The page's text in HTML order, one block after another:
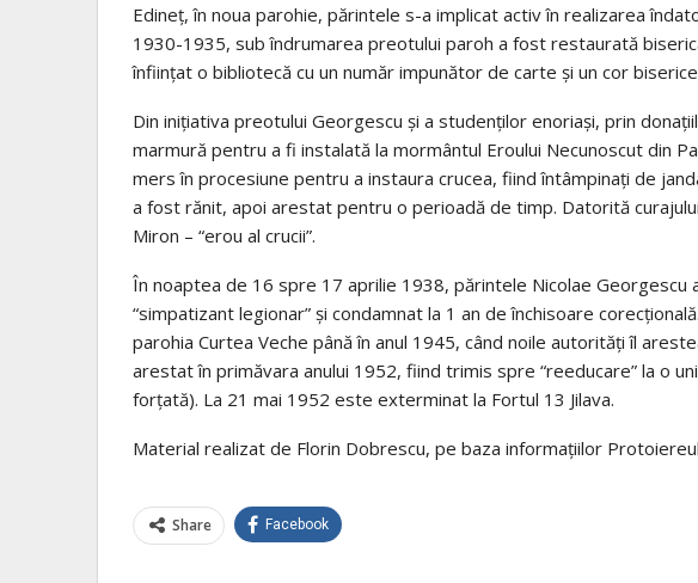
Edineț, în noua parohie, părintele s-a implicat activ în realizarea
1930-1935, sub îndrumarea preotului paroh a fost restaurată
înființat o bibliotecă cu un număr impunător de carte și un cor
Din inițiativa preotului Georgescu și a studenților enoriași, prin
marmură pentru a fi instalată la mormântul Eroului Necunoscut din
mers în procesiune pentru a instaura crucea, fiind întâmpinați de
a fost rănit, apoi arestat pentru o perioadă de timp. Datorită
Miron – “erou al crucii”.
În noaptea de 16 spre 17 aprilie 1938, părintele Nicolae
“simpatizant legionar” și condamnat la 1 an de închisoare
parohia Curtea Veche până în anul 1945, când noile autorități îl
arestat în primăvara anului 1952, fiind trimis spre “reeducare” la o
forțată). La 21 mai 1952 este exterminat la Fortul 13 Jilava.
Material realizat de Florin Dobrescu, pe baza informațiilor
Share Facebook